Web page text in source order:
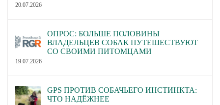
20.07.2026
ОПРОС: БОЛЬШЕ ПОЛОВИНЫ
ВЛАДЕЛЬЦЕВ СОБАК ПУТЕШЕСТВУЮТ
СО СВОИМИ ПИТОМЦАМИ
19.07.2026
GPS ПРОТИВ СОБАЧЬЕГО ИНСТИНКТА:
ЧТО НАДЁЖНЕЕ